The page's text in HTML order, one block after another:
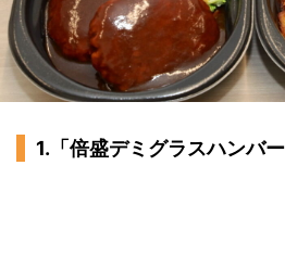
1.「倍盛デミグラスハンバ